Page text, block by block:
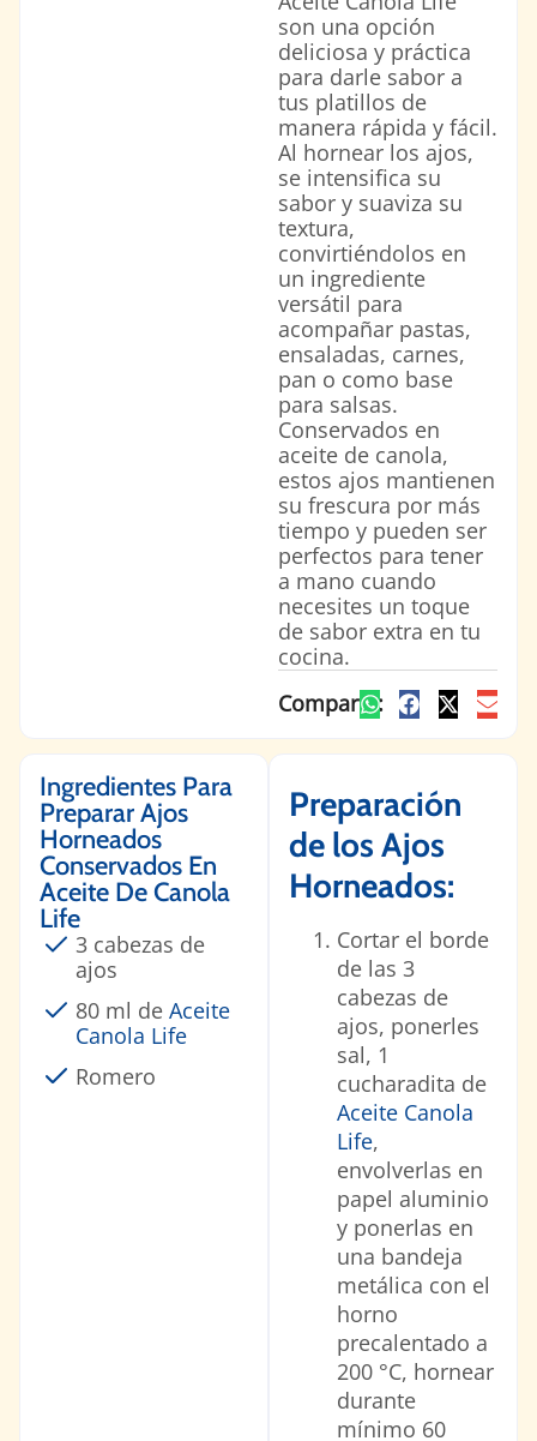
son una opción
deliciosa y práctica
para darle sabor a
tus platillos de
manera rápida y fácil.
Al hornear los ajos,
se intensifica su
sabor y suaviza su
textura,
convirtiéndolos en
un ingrediente
versátil para
acompañar pastas,
ensaladas, carnes,
pan o como base
para salsas.
Conservados en
aceite de canola,
estos ajos mantienen
su frescura por más
tiempo y pueden ser
perfectos para tener
a mano cuando
necesites un toque
de sabor extra en tu
cocina.
Comparte:
Preparación
de los Ajos
Horneados:
Cortar el borde
de las 3
cabezas de
ajos, ponerles
sal, 1
cucharadita de
Aceite Canola
Life,
envolverlas en
papel aluminio
y ponerlas en
una bandeja
metálica con el
horno
precalentado a
200 °C, hornear
durante
mínimo 60
Ingredientes Para
Preparar Ajos
Horneados
Conservados En
Aceite De Canola
Life
3 cabezas de
ajos
80 ml de Aceite
Canola Life
Romero